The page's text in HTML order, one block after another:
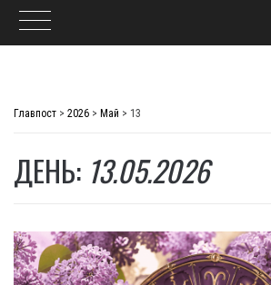
Главпост > 2026 > Май > 13
ДЕНЬ: 13.05.2026